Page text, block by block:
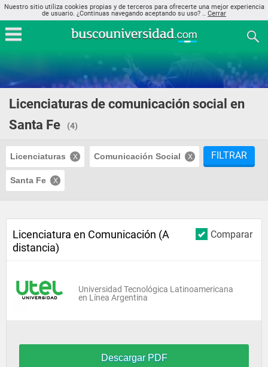
Nuestro sitio utiliza cookies propias y de terceros para ofrecerte una mejor experiencia
de usuario. ¿Continuas navegando aceptando su uso? .. Cerrar
Licenciaturas de comunicación social en
Santa Fe
(4)
Licenciaturas Comunicación Social
Santa Fe
FILTRAR
Comparar
Licenciatura en Comunicación (A
distancia)
Universidad Tecnológica Latinoamericana
en Línea Argentina
Descargar PDF